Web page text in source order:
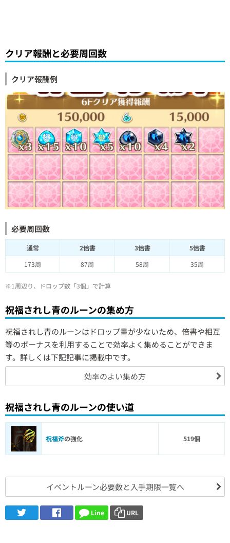
クリア報酬と必要周回数
クリア報酬例
必要周回数
通常 2倍書 3倍書
5倍書
173周
87周 58周 35周
※1周辺り、ドロップ数「3個」で計算
祝福されし青のルーンの集め方
祝福されし青のルーンはドロップ量が少ないため、倍書や相互
等のボーナスを利用することで効率よく集めることができま
す。詳しくは下記記事に掲載中です。
効率のよい集め方
祝福されし青のルーンの使い道
祝福斧の強化 519個
イベントルーン必要数と入手期限一覧へ
Line URL